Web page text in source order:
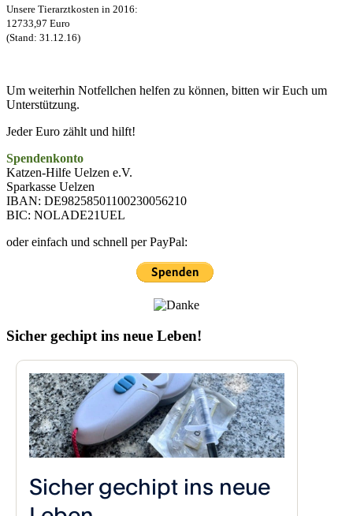
Unsere Tierarztkosten in 2016:
12733,97 Euro
(Stand: 31.12.16)
Um weiterhin Notfellchen helfen zu können, bitten wir Euch um
Unterstützung.
Jeder Euro zählt und hilft!
Spendenkonto
Katzen-Hilfe Uelzen e.V.
Sparkasse Uelzen
IBAN: DE98258501100230056210
BIC: NOLADE21UEL
oder einfach und schnell per PayPal:
Sicher gechipt ins neue Leben!